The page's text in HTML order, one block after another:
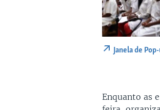
Janela de
Enquanto as